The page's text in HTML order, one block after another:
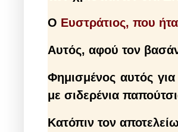
Ο Ευστράτιος, που
Αυτός, αφού τον
Φημισμένος αυτός
με σιδερένια
Κατόπιν τον